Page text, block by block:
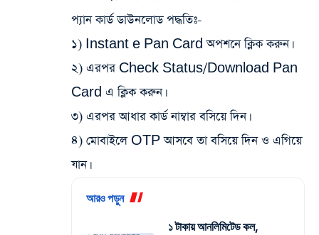
প্যান কার্ড ডাউনলোড পদ্ধতিঃ-
১) Instant e Pan Card অপশনে ক্লিক করুন।
২) এরপর Check Status/Download Pan
Card এ ক্লিক করুন।
৩) এরপর আধার কার্ড নাম্বার বসিয়ে দিন।
৪) মোবাইলে OTP আসবে তা বসিয়ে দিন ও এগিয়ে
যান।
আরও পড়ুন
১ টাকায় আনলিমিটেড কল,